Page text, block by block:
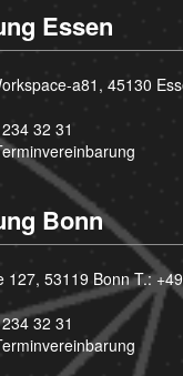
Essen
a81, 45130
32 31
Bonn
127, 53119 Bonn T.:
32 31